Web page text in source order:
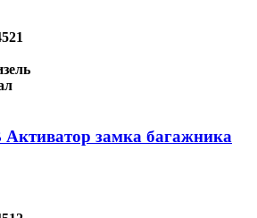
Активатор замка багажника